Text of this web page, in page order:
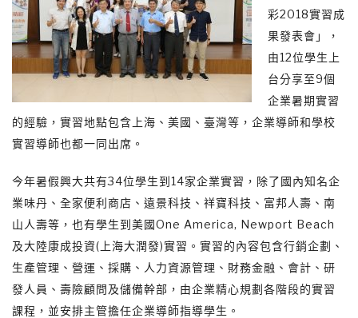
彩2018實習成
果發表會」，
由12位學生上
台分享至9個
企業暑期實習
的經驗，實習地點包含上海、美國、臺灣等，企業導師和學校
實習導師也都一同出席。
今年暑假興大共有34位學生到14家企業實習，除了國內知名企
業味丹、全家便利商店、遠景科技、祥寶科技、富邦人壽、南
山人壽等，也有學生到美國One America, Newport Beach
及大陸康成投資(上海大潤發)實習。實習的內容包含行銷企劃、
生產管理、營運、採購、人力資源管理、財務金融、會計、研
發人員、壽險顧問及儲備幹部，由企業精心規劃各階段的實習
課程，並安排主管擔任企業導師指導學生。